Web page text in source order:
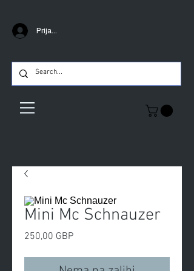
Prijava
Mini Mc Schnauzer
250,00 GBPCijena